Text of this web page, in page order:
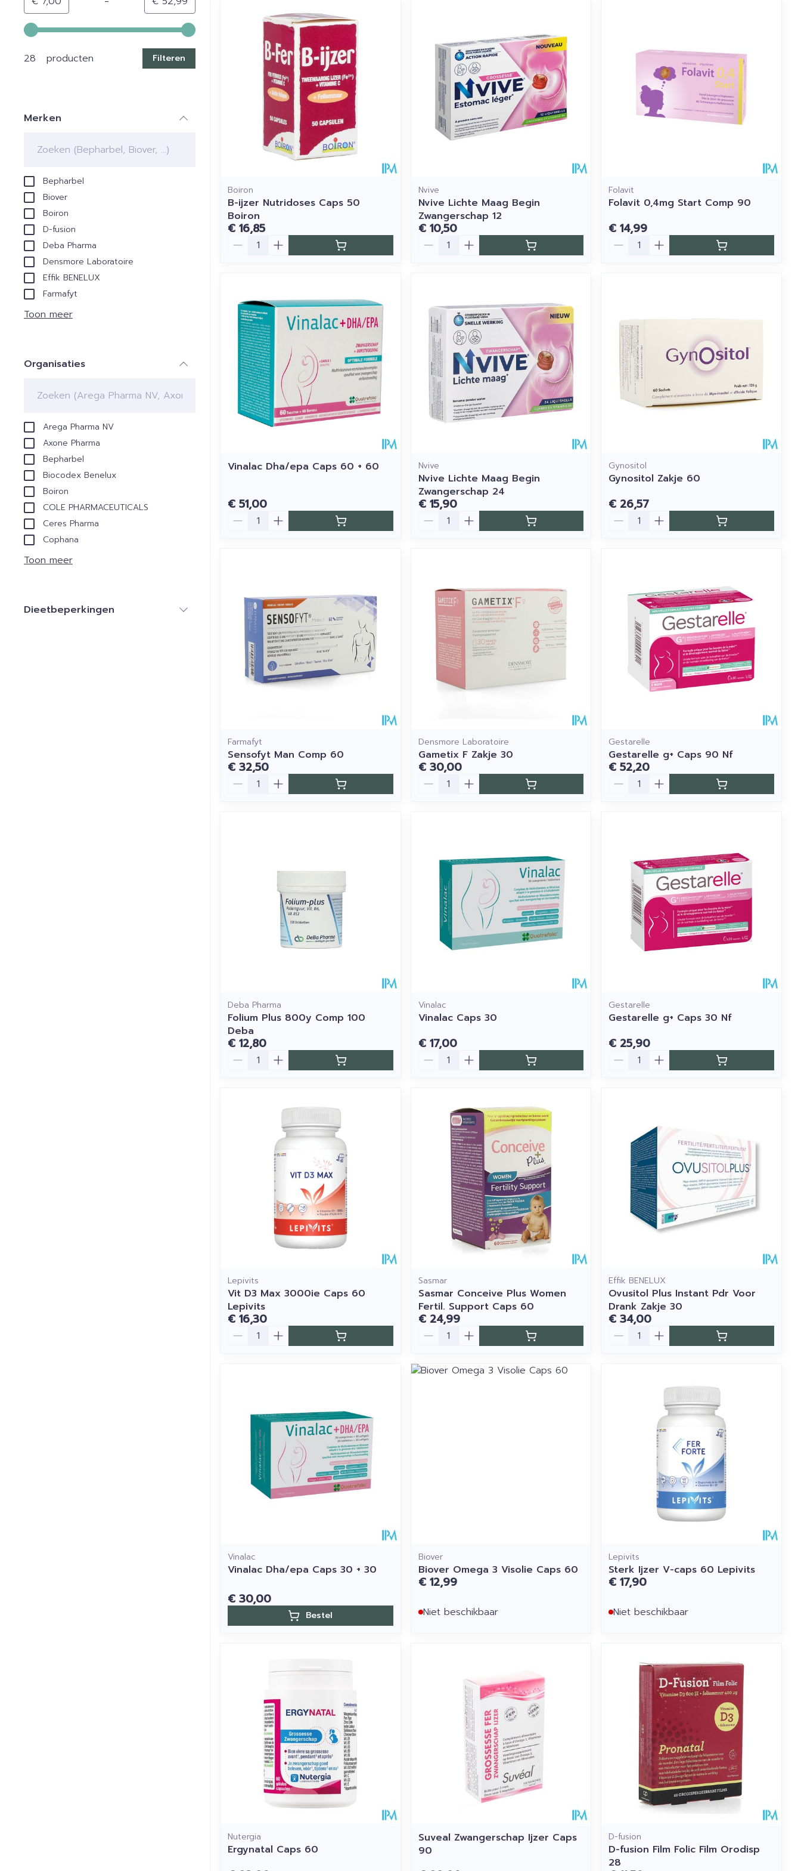
Gebruik de pijltjestoetsen links en rechts om de minimale en maximale prijswaarden aan te passen.
28 producten
Filteren
Merken
Bepharbel
Biover
Boiron
D-fusion
Deba Pharma
Densmore Laboratoire
Effik BENELUX
Farmafyt
Toon meer
Organisaties
Arega Pharma NV
Axone Pharma
Bepharbel
Biocodex Benelux
Boiron
COLE PHARMACEUTICALS
Ceres Pharma
Cophana
Toon meer
Dieetbeperkingen
Boiron
B-ijzer Nutridoses Caps 50
Boiron
€ 16,85
Aantal
Nvive
Nvive Lichte Maag Begin
Zwangerschap 12
€ 10,50
Aantal
Folavit
Folavit 0,4mg Start Comp 90
€ 14,99
Aantal
Vinalac Dha/epa Caps 60 + 60
€ 51,00
Aantal
Nvive
Nvive Lichte Maag Begin
Zwangerschap 24
€ 15,90
Aantal
Gynositol
Gynositol Zakje 60
€ 26,57
Aantal
Farmafyt
Sensofyt Man Comp 60
€ 32,50
Aantal
Densmore Laboratoire
Gametix F Zakje 30
€ 30,00
Aantal
Gestarelle
Gestarelle g+ Caps 90 Nf
€ 52,20
Aantal
Deba Pharma
Folium Plus 800y Comp 100
Deba
€ 12,80
Aantal
Vinalac
Vinalac Caps 30
€ 17,00
Aantal
Gestarelle
Gestarelle g+ Caps 30 Nf
€ 25,90
Aantal
Lepivits
Vit D3 Max 3000ie Caps 60
Lepivits
€ 16,30
Aantal
Sasmar
Sasmar Conceive Plus Women
Fertil. Support Caps 60
€ 24,99
Aantal
Effik BENELUX
Ovusitol Plus Instant Pdr Voor
Drank Zakje 30
€ 34,00
Aantal
Vinalac
Vinalac Dha/epa Caps 30 + 30
€ 30,00
Bestel
Biover
Biover Omega 3 Visolie Caps 60
€ 12,99
Niet beschikbaar
Lepivits
Sterk Ijzer V-caps 60 Lepivits
€ 17,90
Niet beschikbaar
Nutergia
Ergynatal Caps 60
Suveal Zwangerschap Ijzer Caps
90
D-fusion
D-fusion Film Folic Film Orodisp
28